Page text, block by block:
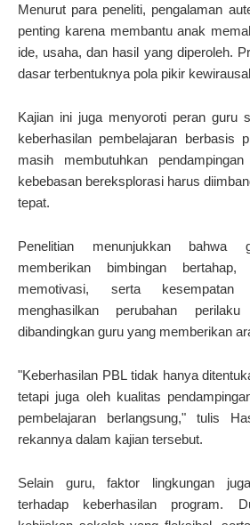
Menurut para peneliti, pengalaman
penting karena membantu anak
ide, usaha, dan hasil yang diperoleh.
dasar terbentuknya pola pikir
Kajian ini juga menyoroti peran guru
keberhasilan pembelajaran berbasis
masih membutuhkan
kebebasan bereksplorasi harus
tepat.
Penelitian menunjukkan
memberikan bimbingan
memotivasi, serta kesempatan
menghasilkan perubahan
dibandingkan guru yang memberikan
"Keberhasilan PBL tidak hanya
tetapi juga oleh kualitas
pembelajaran berlangsung," tulis
rekannya dalam kajian tersebut.
Selain guru, faktor lingkungan
terhadap keberhasilan program.